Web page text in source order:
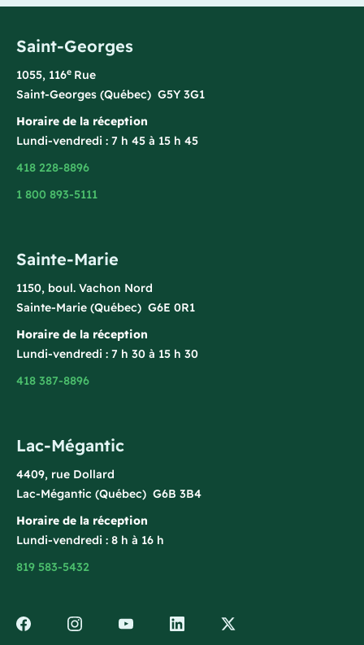
Saint-Georges
1055, 116e Rue
Saint-Georges (Québec) G5Y 3G1
Horaire de la réception
Lundi-vendredi : 7 h 45 à 15 h 45
418 228-8896
1 800 893-5111
Sainte-Marie
1150, boul. Vachon Nord
Sainte-Marie (Québec) G6E 0R1
Horaire de la réception
Lundi-vendredi : 7 h 30 à 15 h 30
418 387-8896
Lac-Mégantic
4409, rue Dollard
Lac-Mégantic (Québec) G6B 3B4
Horaire de la réception
Lundi-vendredi : 8 h à 16 h
819 583-5432